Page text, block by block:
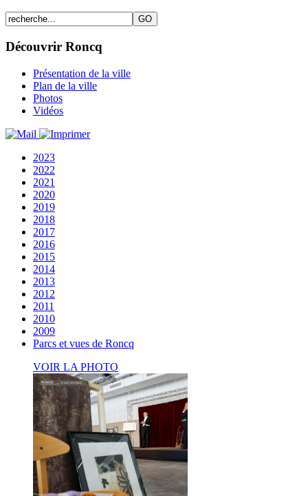
Découvrir Roncq
Présentation de la ville
Plan de la ville
Photos
Vidéos
2023
2022
2021
2020
2019
2018
2017
2016
2015
2014
2013
2012
2011
2010
2009
Parcs et vues de Roncq
VOIR LA PHOTO